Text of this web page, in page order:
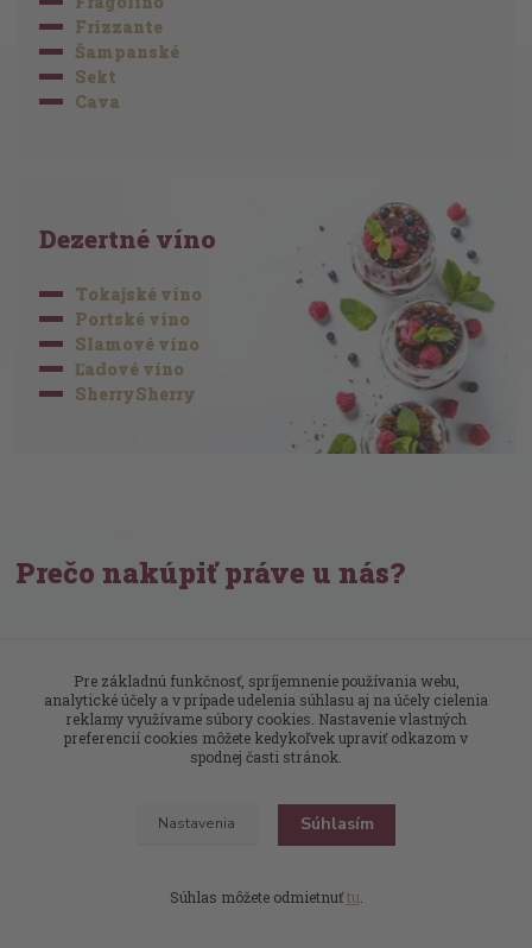
Frizzante
Šampanské
Sekt
Cava
Dezertné víno
Tokajské víno
Portské víno
Slamové víno
Ľadové víno
SherrySherry
Prečo nakúpiť práve u nás?
Klimatizovaný sklad
25 rokov na trhu
Váš spoľahlivý dovozca vín
Doprava zadarmo
Pre základnú funkčnosť, spríjemnenie používania webu,
analytické účely a v prípade udelenia súhlasu aj na účely cielenia
reklamy využívame súbory cookies. Nastavenie vlastných
preferencií cookies môžete kedykoľvek upraviť odkazom v
spodnej časti stránok.
Nastavenia Súhlasím
Súhlas môžete odmietnuťtu